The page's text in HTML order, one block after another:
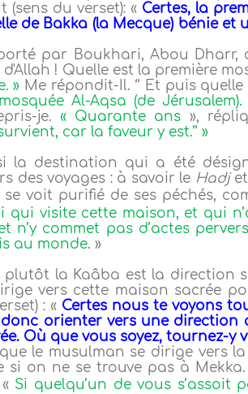
(sens du verset): « Certes, la
de Bakka (la Mecque) bénie
par Boukhari, Abou Dharr,
d'Allah ! Quelle est la première
» Me répondit-Il. ‘’ Et puis
Al-Aqsa (de Jérusalem).
je. « Quarante ans »,
car la faveur y est.’’ »
la destination qui a été
des voyages : à savoir le Hadjet
voit purifié de ses péchés,
qui visite cette maison, et qui
n’y commet pas d’actes
au monde. »
plutôt la Kaâba est la direction
vers cette maison sacrée
: « Certes nous te voyons
orienter vers une
Où que vous soyez, tournez-y
le musulman se dirige vers la
si on ne se trouve pas à
Si quelqu’un de vous s’assoit